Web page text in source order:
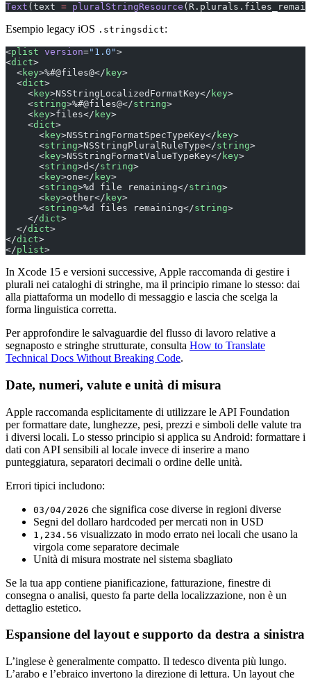
Text (text = pluralStringResource
Esempio legacy iOS .stringsdict:
<plist version="1.0">
<dict>
  <
key>%#@files@</ key>
  <
dict>
    <
key>NSStringLocalizedFormatKey</ key>
    <
string>%#@files@</string>
    <
key>files</ key>
    <
dict>
      <
key>NSStringFormatSpecTypeKey</ key>
      <
string>NSStringPluralRuleType</string>
      <
key>NSStringFormatValueTypeKey</ key>
      <
string>d</string>
      <
key>one</ key>
      <
string>%d file remaining</string>
      <
key>other</ key>
      <
string>%d files remaining</string>
    </
dict>
  </
dict>
</dict>
</plist>
In Xcode 15 e versioni successive, Apple raccomanda di gestire i
plurali nei cataloghi di stringhe, ma il principio rimane lo stesso: dai
alla piattaforma un modello di messaggio e lascia che scelga la
forma linguistica corretta.
Per approfondire le salvaguardie del flusso di lavoro relative a
segnaposto e stringhe strutturate, consulta How to Translate
Technical Docs Without Breaking Code.
Date, numeri, valute e unità di misura
Apple raccomanda esplicitamente di utilizzare le API Foundation
per formattare date, lunghezze, pesi, prezzi e simboli delle valute tra
i diversi locali. Lo stesso principio si applica su Android: formattare i
dati con API sensibili al locale invece di inserire a mano
punteggiatura, separatori decimali o ordine delle unità.
Errori tipici includono:
03/04/2026 che significa cose diverse in regioni diverse
Segni del dollaro hardcoded per mercati non in USD
1,234.56 visualizzato in modo errato nei locali che usano la
virgola come separatore decimale
Unità di misura mostrate nel sistema sbagliato
Se la tua app contiene pianificazione, fatturazione, finestre di
consegna o analisi, questo fa parte della localizzazione, non è un
dettaglio estetico.
Espansione del layout e supporto da destra a sinistra
L’inglese è generalmente compatto. Il tedesco diventa più lungo.
L’arabo e l’ebraico invertono la direzione di lettura. Un layout che